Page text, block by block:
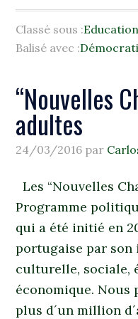
Classé sous :
Balisé avec :
“Nouvelles
adultes
24/03/2016 par
Les “Nouvelles
Programme
qui a été initié en
portugaise par
culturelle, sociale,
économique. Nous
plus d´un million